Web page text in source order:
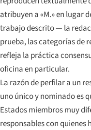
atribuyen a «M.» en lugar
trabajo descrito — la
prueba, las categorías de
refleja la práctica
oficina en particular.
La razón de perfilar a un
uno único y nominado es
Estados miembros muy
responsables con